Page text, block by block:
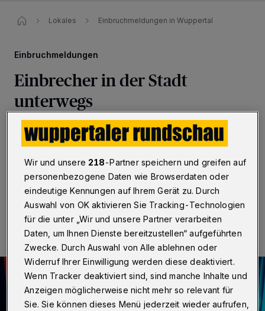
Lokales Einbruchmeldungen in Wuppertal
Einbruchmeldungen
Einbrecher in der Stadt
unterwegs
Wuppertal·In den vergangenen Tagen kam es in
Wuppertal zu mehreren Einbrüchen. Die Polizei bittet
28.09.2020 , 16:00 Uhr Eine Minute Lesezeit
Wir und unsere 218-Partner speichern und greifen auf
personenbezogene Daten wie Browserdaten oder
eindeutige Kennungen auf Ihrem Gerät zu. Durch
Auswahl von OK aktivieren Sie Tracking-Technologien
für die unter „Wir und unsere Partner verarbeiten
Daten, um Ihnen Dienste bereitzustellen“ aufgeführten
Zwecke. Durch Auswahl von Alle ablehnen oder
Widerruf Ihrer Einwilligung werden diese deaktiviert.
Wenn Tracker deaktiviert sind, sind manche Inhalte und
Anzeigen möglicherweise nicht mehr so relevant für
Sie. Sie können dieses Menü jederzeit wieder aufrufen,